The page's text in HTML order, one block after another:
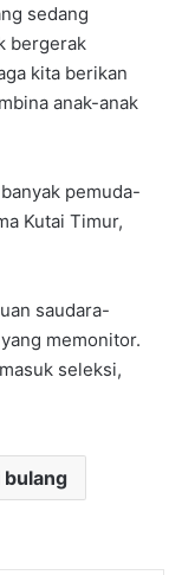
sedang
bergerak
kita berikan
anak-anak
pemuda-
Kutai Timur,
saudara-
memonitor.
seleksi,